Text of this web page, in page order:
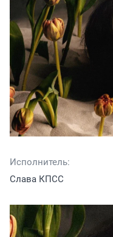
Исполнитель:
Слава КПСС